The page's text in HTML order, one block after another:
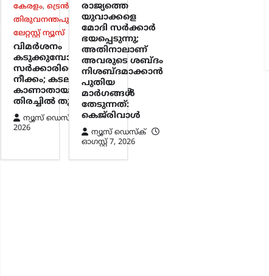
കേരളം, ട്രെൻഡിംഗ്,
തിരുവനന്തപുരം
ലേറ്റസ്റ്റ് ന്യൂസ്
വിമർശനം
കടുക്കുമ്പോൾ
സർക്കാരിന്റെ അനുനയ
നീക്കം; കടലിൽ
കാണാതായവർക്കായുള്ള
തിരച്ചിൽ തുടരുന്നു
ന്യൂസ് ഡെസ്ക്
ഓഗസ്റ്റ്‌ 7,
2026
രാജ്യത്തെ
യുവാക്കളെ
മോദി സർക്കാർ
ഭയപ്പെടുന്നു;
അതിനാലാണ്
അവരുടെ ശബ്ദം
നിശബ്ദമാക്കാൻ
പുതിയ
മാർഗങ്ങൾ
തേടുന്നത്:
കെജ്‌രിവാൾ
ന്യൂസ് ഡെസ്ക്
ഓഗസ്റ്റ്‌ 7, 2026